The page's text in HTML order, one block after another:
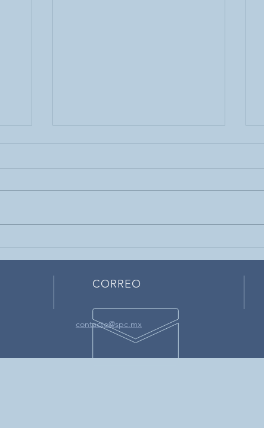
CORREO
contacto@spc.mx